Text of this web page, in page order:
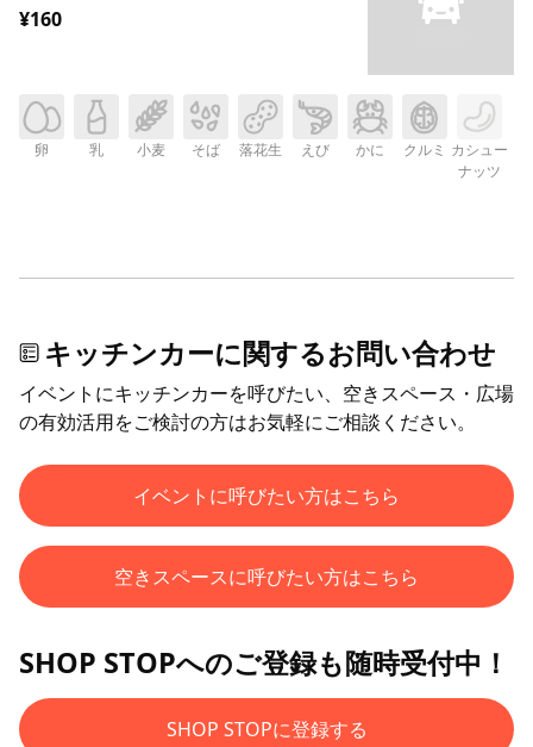
¥160
卵 乳 小麦 そば 落花生 えび かに クルミ カシュー
ナッツ
キッチンカーに関するお問い合わせ
イベントにキッチンカーを呼びたい、空きスペース・広場
の有効活用をご検討の方はお気軽にご相談ください。
イベントに呼びたい方はこちら
空きスペースに呼びたい方はこちら
SHOP STOPへのご登録も随時受付中！
SHOP STOPに登録する